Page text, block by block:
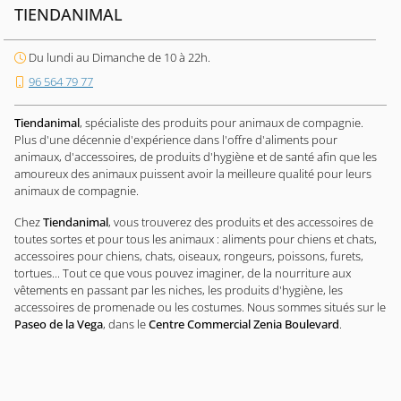
TIENDANIMAL
Du lundi au Dimanche de 10 à 22h.
96 564 79 77
Tiendanimal, spécialiste des produits pour animaux de compagnie.
Plus d'une décennie d'expérience dans l'offre d'aliments pour
animaux, d'accessoires, de produits d'hygiène et de santé afin que les
amoureux des animaux puissent avoir la meilleure qualité pour leurs
animaux de compagnie.
ChezTiendanimal, vous trouverez des produits et des accessoires de
toutes sortes et pour tous les animaux : aliments pour chiens et chats,
accessoires pour chiens, chats, oiseaux, rongeurs, poissons, furets,
tortues... Tout ce que vous pouvez imaginer, de la nourriture aux
vêtements en passant par les niches, les produits d'hygiène, les
accessoires de promenade ou les costumes. Nous sommes situés sur le
Paseo de la Vega, dans leCentre Commercial Zenia Boulevard.